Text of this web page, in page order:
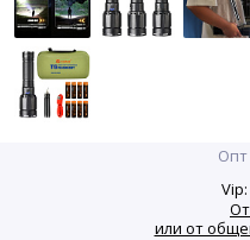
Опт
Vip:
или от